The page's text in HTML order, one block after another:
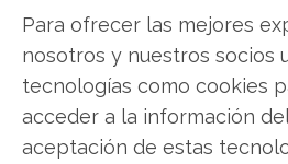
Para ofrecer las mejores
nosotros y nuestros socios
tecnologías como cookies
acceder a la información
aceptación de estas
IBM
Compartir este artículo